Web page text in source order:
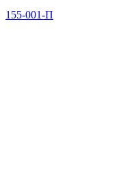
155-001-П